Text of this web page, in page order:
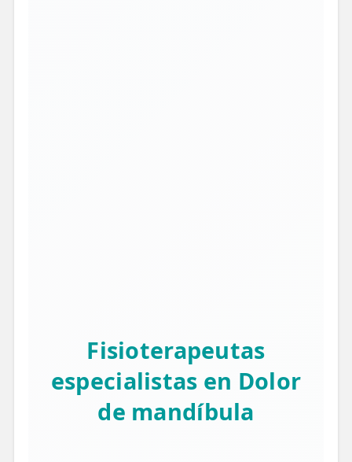
Fisioterapeutas
especialistas en Dolor
de mandíbula